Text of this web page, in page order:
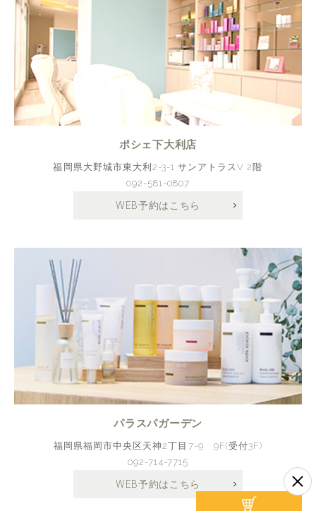
ポシェ下大利店
福岡県大野城市東大利2-3-1 サンアトラスV 2階
092-581-0807
WEB予約はこちら
パラスパガーデン
福岡県福岡市中央区天神2丁目7-9 9F(受付3F)
092-714-7715
WEB予約はこちら